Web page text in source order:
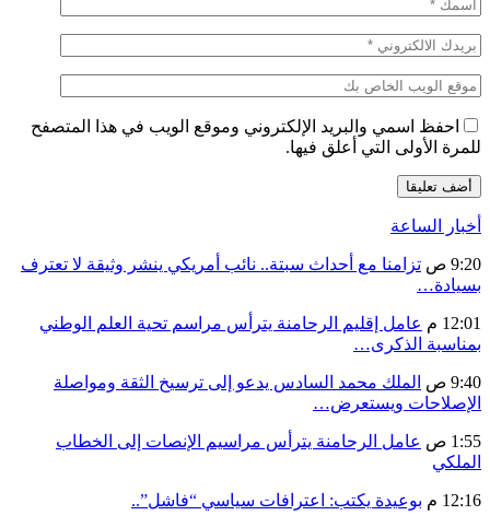
احفظ اسمي والبريد الإلكتروني وموقع الويب في هذا المتصفح
للمرة الأولى التي أعلق فيها.
أخبار الساعة
9:20 ص
تزامنا مع أحداث سبتة.. نائب أمريكي ينشر وثيقة لا تعترف
بسيادة…
12:01 م
عامل إقليم الرحامنة يترأس مراسم تحية العلم الوطني
بمناسبة الذكرى…
9:40 ص
الملك محمد السادس يدعو إلى ترسيخ الثقة ومواصلة
الإصلاحات ويستعرض…
1:55 ص
عامل الرحامنة يترأس مراسيم الإنصات إلى الخطاب
الملكي
12:16 م بوعيدة يكتب: اعترافات سياسي “فاشل”..